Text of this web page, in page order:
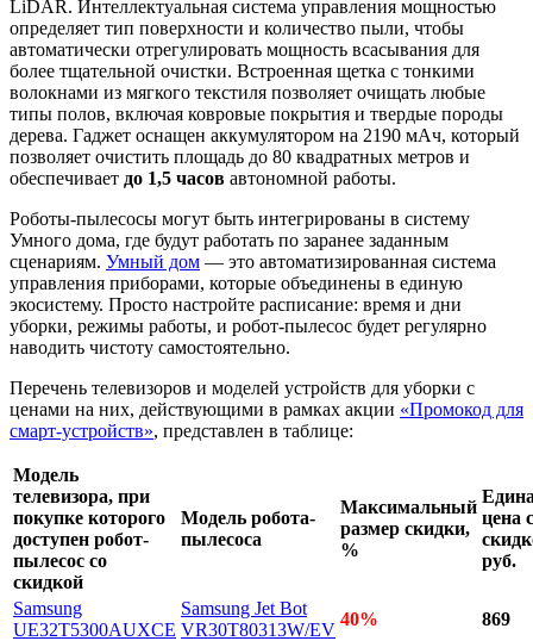
LiDAR. Интеллектуальная система управления мощностью
определяет тип поверхности и количество пыли, чтобы
автоматически отрегулировать мощность всасывания для
более тщательной очистки. Встроенная щетка с тонкими
волокнами из мягкого текстиля позволяет очищать любые
типы полов, включая ковровые покрытия и твердые породы
дерева. Гаджет оснащен аккумулятором на 2190 мАч, который
позволяет очистить площадь до 80 квадратных метров и
обеспечивает до 1,5 часов автономной работы.
Роботы-пылесосы могут быть интегрированы в систему
Умного дома, где будут работать по заранее заданным
сценариям. Умный дом — это автоматизированная система
управления приборами, которые объединены в единую
экосистему. Просто настройте расписание: время и дни
уборки, режимы работы, и робот-пылесос будет регулярно
наводить чистоту самостоятельно.
Перечень телевизоров и моделей устройств для уборки с
ценами на них, действующими в рамках акции «Промокод для
смарт-устройств», представлен в таблице:
Модель
телевизора, при
покупке которого
доступен робот-
пылесос со
скидкой
Модель робота-
пылесоса
Максимальный
размер скидки,
%
цена
руб.
Samsung
UE32T5300AUXCE
Samsung Jet Bot
VR30T80313W/EV
40% 869